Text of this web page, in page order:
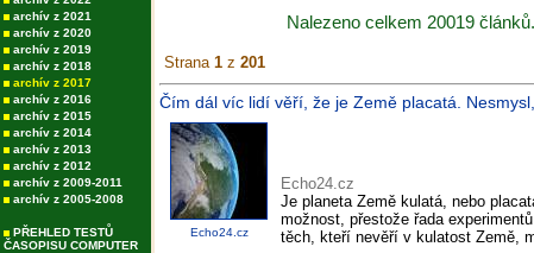
archív z 2021
archív z 2020
archív z 2019
archív z 2018
archív z 2017
archív z 2016
archív z 2015
archív z 2014
archív z 2013
archív z 2012
archív z 2009-2011
archív z 2005-2008
PŘEHLED TESTŮ
ČASOPISU COMPUTER
Nalezeno celkem 20019
Strana 1 z 201
Čím dál víc lidí věří, že je Země placatá.
Echo24.cz
Echo24.cz
Je planeta Země kulatá, nebo
možnost, přestože řada
těch, kteří nevěří v kulatost Země,